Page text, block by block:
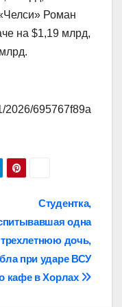
Роман
на $1,19 млрд,
2026/695767f89a
Студентка,
одна
трехлетнюю дочь,
при ударе ВСУ
кафе в Хорлах